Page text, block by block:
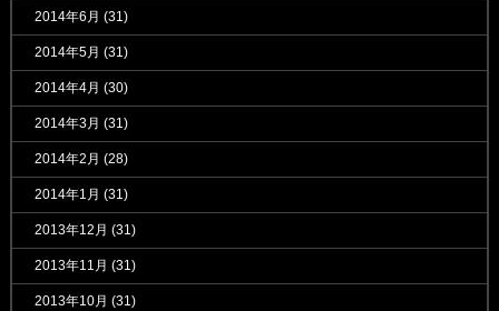
2014年6月 (31)
2014年5月 (31)
2014年4月 (30)
2014年3月 (31)
2014年2月 (28)
2014年1月 (31)
2013年12月 (31)
2013年11月 (31)
2013年10月 (31)